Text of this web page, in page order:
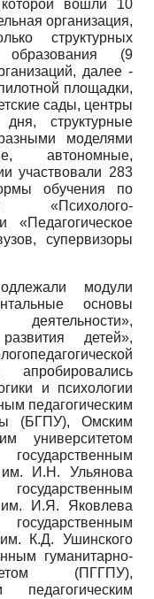
вошли 10
организация,
структурных
образования (9
далее -
площадки,
сады, центры
структурные
моделями
автономные,
участвовали 283
обучения по
«Психолого-
«Педагогическое
супервизоры
модули
основы
деятельности»,
детей»,
и психологии
педагогическим
(БГПУ), Омским
университетом
им. И.Н. Ульянова
им. И.Я. Яковлева
им. К.Д. Ушинского
гуманитарно-
(ПГГПУ),
педагогическим